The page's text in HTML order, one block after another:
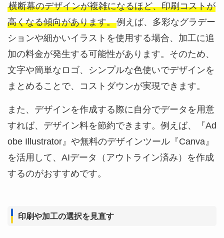
横断幕のデザインが複雑になるほど、印刷コストが
高くなる傾向があります。例えば、多彩なグラデー
ションや細かいイラストを使用する場合、加工に追
加の料金が発生する可能性があります。そのため、
文字や簡単なロゴ、シンプルな色使いでデザインを
まとめることで、コストダウンが実現できます。
また、デザインを作成する際に自分でデータを用意
すれば、デザイン料を節約できます。例えば、『Ad
obe Illustrator』や無料のデザインツール『Canva』
を活用して、AIデータ（アウトライン済み）を作成
するのがおすすめです。
印刷や加工の選択を見直す